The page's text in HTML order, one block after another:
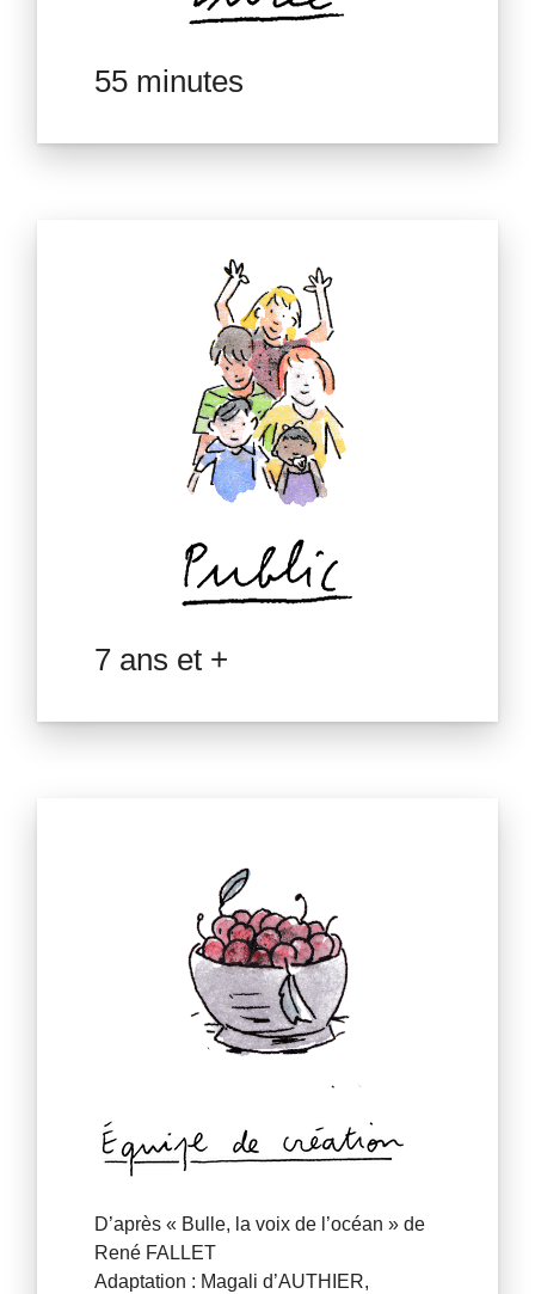
55 minutes
7 ans et +
D’après « Bulle, la voix de l’océan » de
René FALLET
Adaptation : Magali d’AUTHIER,